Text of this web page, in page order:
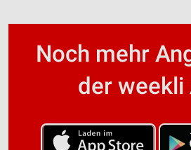
Noch mehr
der weekli